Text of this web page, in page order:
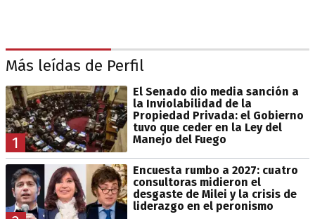
Más leídas de Perfil
1
El Senado dio media sanción a
la Inviolabilidad de la
Propiedad Privada: el Gobierno
tuvo que ceder en la Ley del
Manejo del Fuego
Encuesta rumbo a 2027: cuatro
consultoras midieron el
desgaste de Milei y la crisis de
liderazgo en el peronismo